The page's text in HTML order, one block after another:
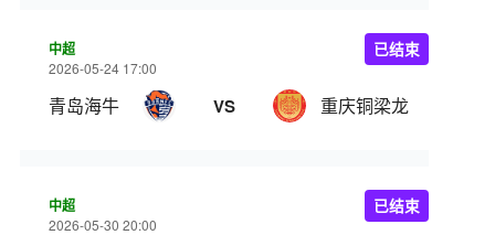
中超
2026-05-24 17:00
青岛海牛 VS 重庆铜梁龙
已结束
中超
2026-05-30 20:00
已结束